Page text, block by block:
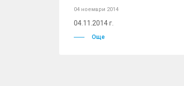
04 ноември 2014
04.11.2014 г.
Още